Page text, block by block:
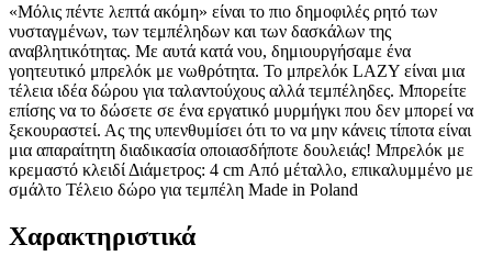
«Μόλις πέντε λεπτά ακόμη» είναι το πιο δημοφιλές ρητό των
νυσταγμένων, των τεμπέληδων και των δασκάλων της
αναβλητικότητας. Με αυτά κατά νου, δημιουργήσαμε ένα
γοητευτικό μπρελόκ με νωθρότητα. Το μπρελόκ LAZY είναι μια
τέλεια ιδέα δώρου για ταλαντούχους αλλά τεμπέληδες. Μπορείτε
επίσης να το δώσετε σε ένα εργατικό μυρμήγκι που δεν μπορεί να
ξεκουραστεί. Ας της υπενθυμίσει ότι το να μην κάνεις τίποτα είναι
μια απαραίτητη διαδικασία οποιασδήποτε δουλειάς! Μπρελόκ με
κρεμαστό κλειδί Διάμετρος: 4 cm Από μέταλλο, επικαλυμμένο με
σμάλτο Τέλειο δώρο για τεμπέλη Made in Poland
Χαρακτηριστικά